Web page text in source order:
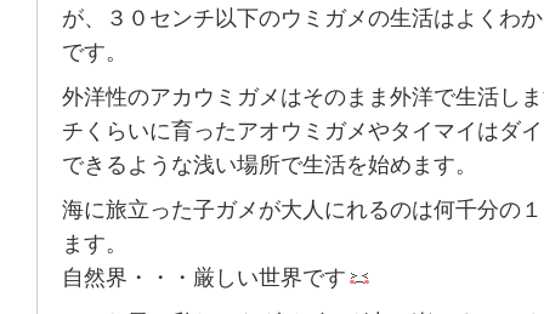
が、３０センチ以下のウミガメの生活はよくわ
です。
外洋性のアカウミガメはそのまま外洋で生活し
チくらいに育ったアオウミガメやタイマイはダ
できるような浅い場所で生活を始めます。
海に旅立った子ガメが大人にれるのは何千分の
ます。
自然界・・・厳しい世界です